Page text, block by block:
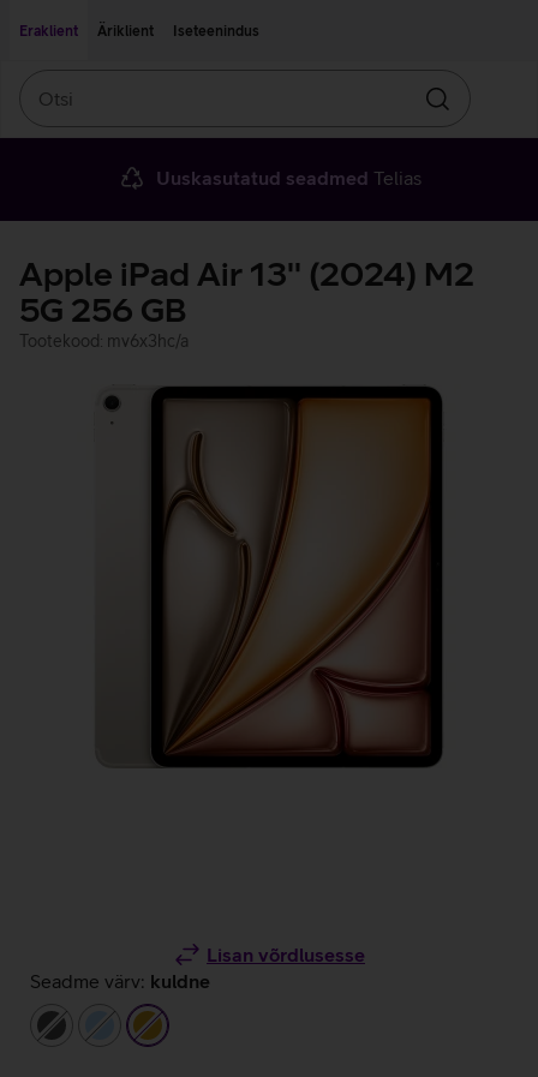
Eraklient
Äriklient Iseteenindus
Otsin
Uuskasutatud seadmed Telias
Apple iPad Air 13'' (2024) M2
5G 256 GB
Tootekood: mv6x3hc/a
Lisan võrdlusesse
Seadme värv: kuldne
tumehallhelesinine
kuldne